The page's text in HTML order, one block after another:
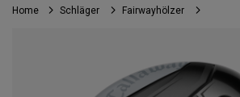
Golf
Home Schläger Fairwayhölzer